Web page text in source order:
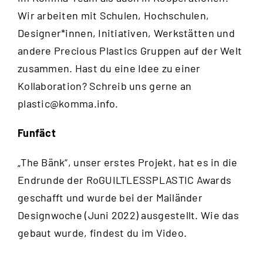
Wir arbeiten mit Schulen, Hochschulen,
Designer*innen, Initiativen, Werkstätten und
andere Precious Plastics Gruppen auf der Welt
zusammen. Hast du eine Idee zu einer
Kollaboration? Schreib uns gerne an
plastic@komma.info.
Funfäct
„The Bänk“, unser erstes Projekt, hat es in die
Endrunde der RoGUILTLESSPLASTIC Awards
geschafft und wurde bei der Mailänder
Designwoche (Juni 2022) ausgestellt. Wie das
gebaut wurde, findest du im Video.